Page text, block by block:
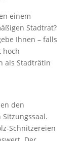
einem
Stadtrat?
Ihnen – falls
hoch
als Stadträtin
den
Schnitzereien